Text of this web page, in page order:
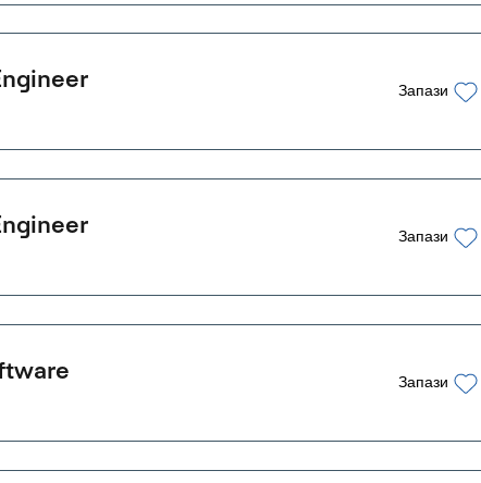
Запази
Запази
Запази